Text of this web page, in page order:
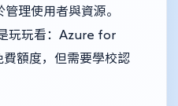
理使用者與資源。
玩玩看：Azure for
額度，但需要學校認